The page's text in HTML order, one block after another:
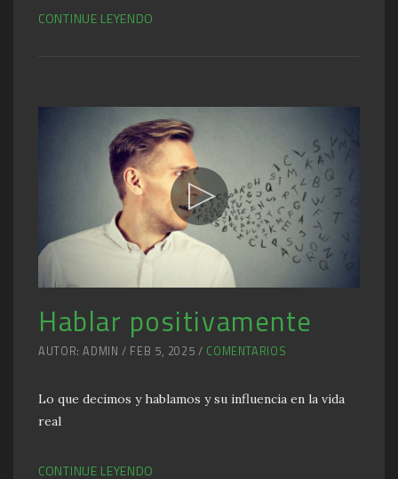
CONTINUE LEYENDO
Hablar positivamente
AUTOR: ADMIN / FEB 5, 2025 / COMENTARIOS
Lo que decimos y hablamos y su influencia en la vida
real
CONTINUE LEYENDO